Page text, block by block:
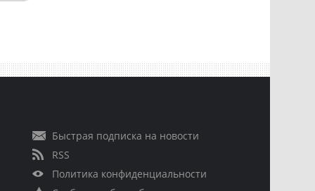
Быстрая подписка на новости
RSS
Политика конфиденциальности